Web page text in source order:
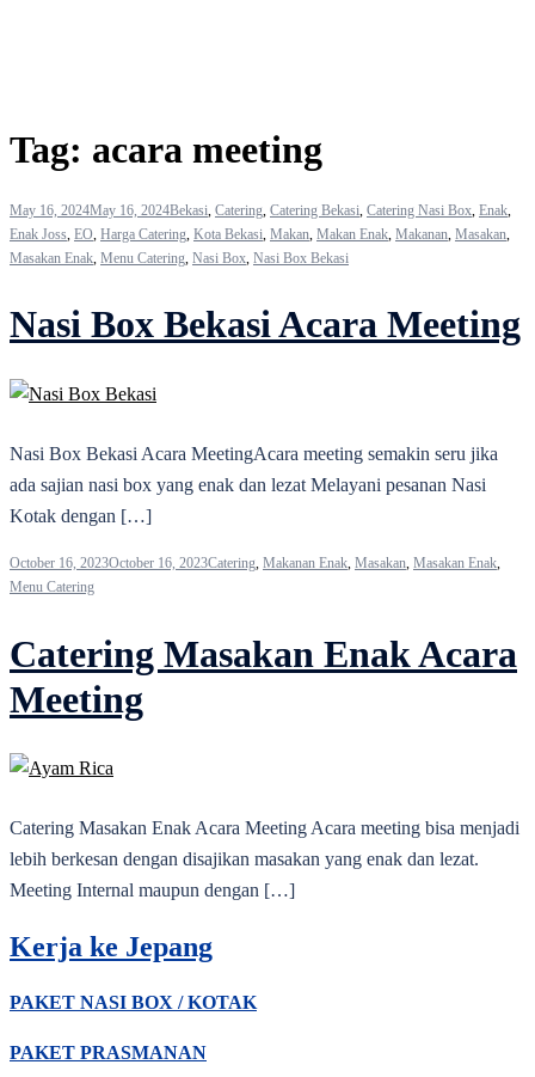
Tag: acara meeting
May 16, 2024May 16, 2024Bekasi, Catering, Catering Bekasi, Catering Nasi Box, Enak,
Enak Joss, EO, Harga Catering, Kota Bekasi, Makan, Makan Enak, Makanan, Masakan,
Masakan Enak, Menu Catering, Nasi Box, Nasi Box Bekasi
Nasi Box Bekasi Acara Meeting
Nasi Box Bekasi Acara MeetingAcara meeting semakin seru jika
ada sajian nasi box yang enak dan lezat Melayani pesanan Nasi
Kotak dengan […]
October 16, 2023October 16, 2023Catering, Makanan Enak, Masakan, Masakan Enak,
Menu Catering
Catering Masakan Enak Acara
Meeting
Catering Masakan Enak Acara Meeting Acara meeting bisa menjadi
lebih berkesan dengan disajikan masakan yang enak dan lezat.
Meeting Internal maupun dengan […]
Kerja ke Jepang
PAKET NASI BOX / KOTAK
PAKET PRASMANAN